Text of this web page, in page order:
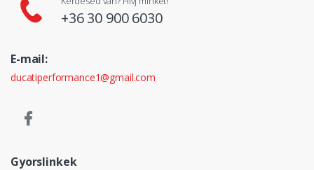
+36 30 900 6030
E-mail:
ducatiperformance1@gmail.com
Gyorslinkek